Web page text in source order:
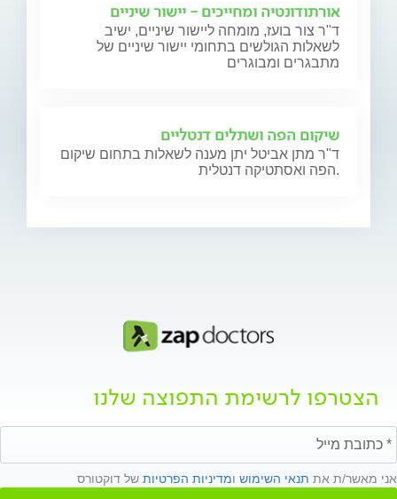
אורתודונטיה ומחייכים - יישור שיניים
ד"ר צור בועז, מומחה ליישור שיניים, ישיב
לשאלות הגולשים בתחומי יישור שיניים של
מתבגרים ומבוגרים
שיקום הפה ושתלים דנטליים
ד"ר מתן אביטל יתן מענה לשאלות בתחום שיקום
הפה ואסתטיקה דנטלית.
הצטרפו לרשימת התפוצה שלנו
אני מאשר/ת את תנאי השימוש ומדיניות הפרטיות של דוקטורס